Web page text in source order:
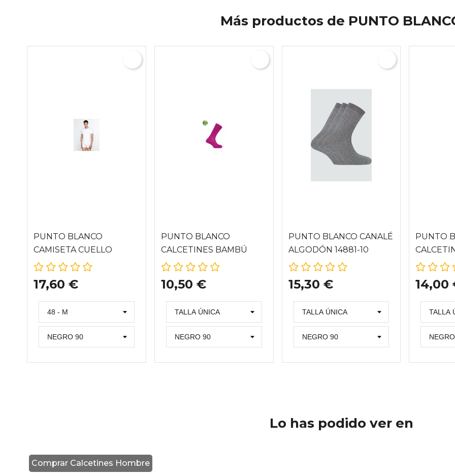
Más productos de PUNTO
PUNTO BLANCO
CAMISETA CUELLO
REDONDO DE
ECOLOGIX 33532-20
17,60 €
PUNTO BLANCO
CALCETINES BAMBÚ
ANTIPRESIÓN 13527-10
10,50 €
PUNTO BLANCO CANALÉ
ALGODÓN 14881-10
15,30 €
PUNTO
14,00
Lo has podido ver en
Comprar Calcetines Hombre